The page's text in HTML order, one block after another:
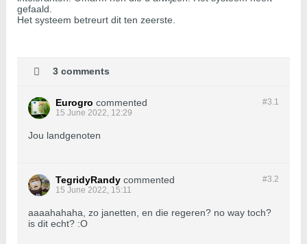
gefaald.
Het systeem betreurt dit ten zeerste.
3 comments
#3.1
Eurogro commented
15 June 2022, 12:29
Jou landgenoten
#3.2
TegridyRandy commented
15 June 2022, 15:11
aaaahahaha, zo janetten, en die regeren? no way toch?
is dit echt? :O